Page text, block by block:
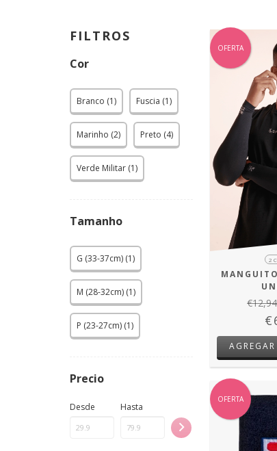
FILTROS
Cor
Branco (1) Fuscia (1)
Marinho (2) Preto (4)
Verde Militar (1)
Tamanho
G (33-37cm) (1)
M (28-32cm) (1)
P (23-27cm) (1)
Precio
Desde Hasta
OFERTA
2
OFERTA